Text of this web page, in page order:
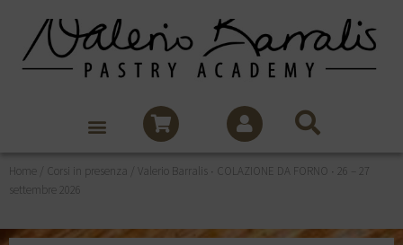
Home Corsi in presenza / Valerio Barralis ∙ COLAZIONE DA FORNO ∙ 26 – 27
settembre 2026